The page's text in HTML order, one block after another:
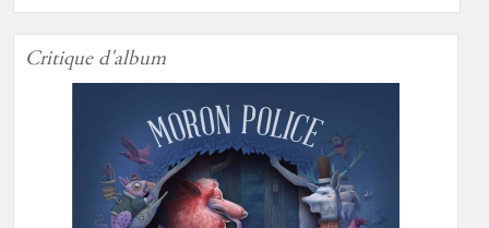
Critique d'album